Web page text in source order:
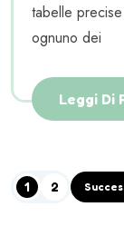
tabelle
ognuno dei
Leggi Di
1 2